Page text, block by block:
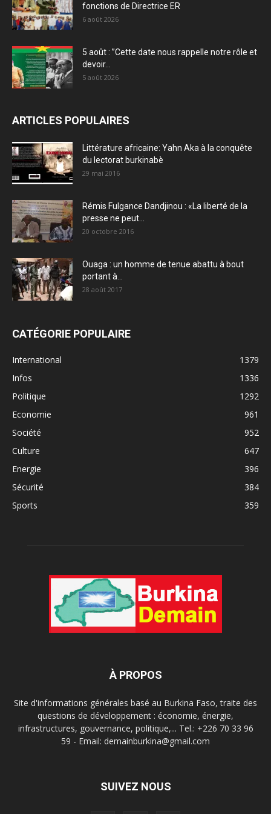
fonctions de Directrice ER
6 août 2026
5 août : ”Cette date nous rappelle notre rôle et
devoir...
5 août 2026
ARTICLES POPULAIRES
Littérature africaine: Yahn Aka à la conquête
du lectorat burkinabè
29 mai 2016
Rémis Fulgance Dandjinou : «La liberté de la
presse ne peut...
20 octobre 2016
Ouaga : un homme de tenue abattu à bout
portant à...
28 août 2017
CATÉGORIE POPULAIRE
International
1379
Infos
1336
Politique
1292
Economie
961
Société
952
Culture
647
Energie
396
Sécurité
384
Sports
359
À PROPOS
Site d'informations générales basé au Burkina Faso, traite des
questions de développement : économie, énergie,
infrastructures, gouvernance, politique,... Tel.: +226 70 33 96
59 - Email: demainburkina@gmail.com
SUIVEZ NOUS